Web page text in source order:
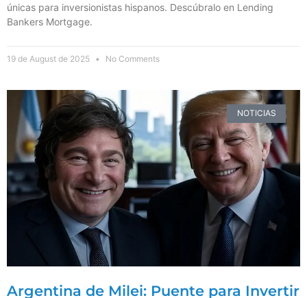
únicas para inversionistas hispanos. Descúbralo en Lending
Bankers Mortgage.
19 de August de 2025 No Comments
NOTICIAS
Argentina de Milei: Puente para Invertir